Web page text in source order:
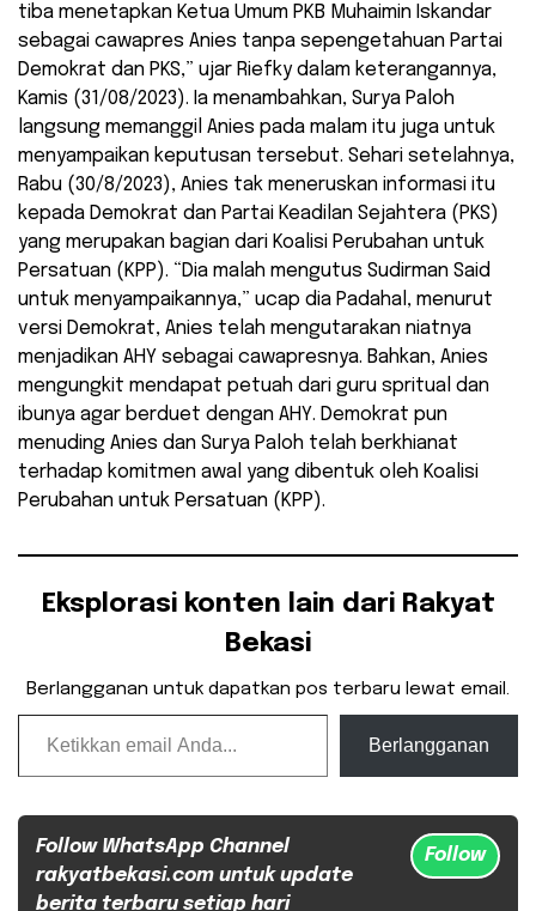
tiba menetapkan Ketua Umum PKB Muhaimin Iskandar
sebagai cawapres Anies tanpa sepengetahuan Partai
Demokrat dan PKS,” ujar Riefky dalam keterangannya,
Kamis (31/08/2023). Ia menambahkan, Surya Paloh
langsung memanggil Anies pada malam itu juga untuk
menyampaikan keputusan tersebut. Sehari setelahnya,
Rabu (30/8/2023), Anies tak meneruskan informasi itu
kepada Demokrat dan Partai Keadilan Sejahtera (PKS)
yang merupakan bagian dari Koalisi Perubahan untuk
Persatuan (KPP). “Dia malah mengutus Sudirman Said
untuk menyampaikannya,” ucap dia Padahal, menurut
versi Demokrat, Anies telah mengutarakan niatnya
menjadikan AHY sebagai cawapresnya. Bahkan, Anies
mengungkit mendapat petuah dari guru spritual dan
ibunya agar berduet dengan AHY. Demokrat pun
menuding Anies dan Surya Paloh telah berkhianat
terhadap komitmen awal yang dibentuk oleh Koalisi
Perubahan untuk Persatuan (KPP).
Eksplorasi konten lain dari Rakyat
Bekasi
Berlangganan untuk dapatkan pos terbaru lewat email.
Ketikkan email Anda...
Berlangganan
Follow WhatsApp Channel
rakyatbekasi.com untuk update
berita terbaru setiap hari
Follow